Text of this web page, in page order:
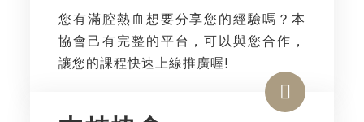
您有滿腔熱血想要分享您的經驗嗎？本
協會己有完整的平台，可以與您合作，
讓您的課程快速上線推廣喔!